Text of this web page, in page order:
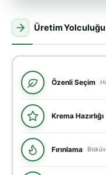
Üretim Yolculuğu
Özenli Seçim
Krema Hazırlığı
Fırınlama